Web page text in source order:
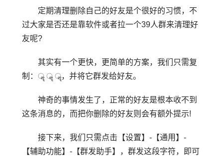
定期清理删除自己的好友是个很好的习惯，不
过大家是否还是靠软件或者拉一个39人群来清理好
友呢?
其实有一个更快，更简单的方案，我们只需复
制：ॣ ॣ ॣ，并将它群发给好友。
神奇的事情发生了，正常的好友是根本收不到
这条消息的，而把你删除的好友则会有额外提示!
接下来，我们只需点击【设置】-【通用】-
【辅助功能】-【群发助手】，群发这段字符，即可